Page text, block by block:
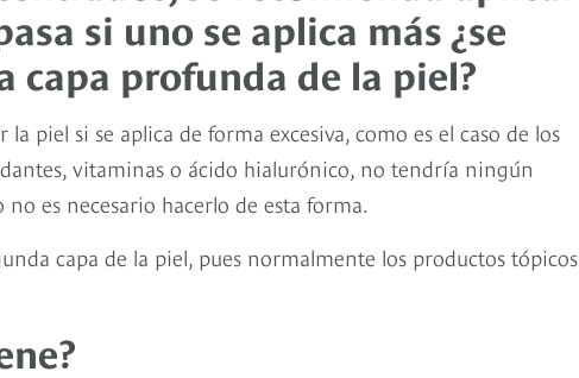
si uno se aplica más ¿se
capa profunda de la piel?
piel si se aplica de forma excesiva, como es el caso de los
vitaminas o ácido hialurónico, no tendría ningún
es necesario hacerlo de esta forma.
capa de la piel, pues normalmente los productos tópicos